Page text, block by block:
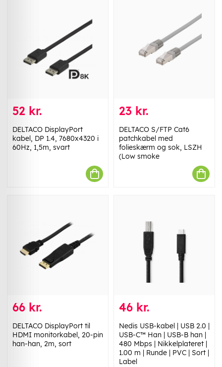
52 kr.
DELTACO DisplayPort
kabel, DP 1.4, 7680x4320 i
60Hz, 1,5m, svart
23 kr.
DELTACO S/FTP Cat6
patchkabel med
folieskærm og sok, LSZH
(Low smoke
66 kr.
DELTACO DisplayPort til
HDMI monitorkabel, 20-pin
han-han, 2m, sort
46 kr.
Nedis USB-kabel | USB 2.0 |
USB-C™ Han | USB-B han |
480 Mbps | Nikkelplateret |
1.00 m | Runde | PVC | Sort |
Label